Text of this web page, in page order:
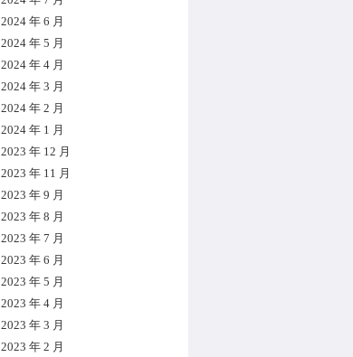
2024 年 6 月
2024 年 5 月
2024 年 4 月
2024 年 3 月
2024 年 2 月
2024 年 1 月
2023 年 12 月
2023 年 11 月
2023 年 9 月
2023 年 8 月
2023 年 7 月
2023 年 6 月
2023 年 5 月
2023 年 4 月
2023 年 3 月
2023 年 2 月